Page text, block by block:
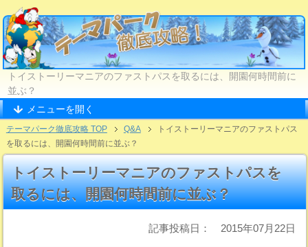
トイストーリーマニアのファストパスを取るには、開園何時間前に
並ぶ？
メニューを開く
テーマパーク徹底攻略 TOP Q&A
トイストーリーマニアのファストパス
を取るには、開園何時間前に並ぶ？
トイストーリーマニアのファストパスを
取るには、開園何時間前に並ぶ？
記事投稿日： 2015年07月22日